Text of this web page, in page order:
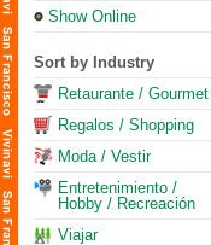
Show Online
Sort by Industry
Retaurante / Gourmet
Regalos / Shopping
Moda / Vestir
Entretenimiento /
Hobby / Recreación
Viajar